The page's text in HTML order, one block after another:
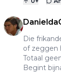
Die
of zeggen
Totaal
Begint